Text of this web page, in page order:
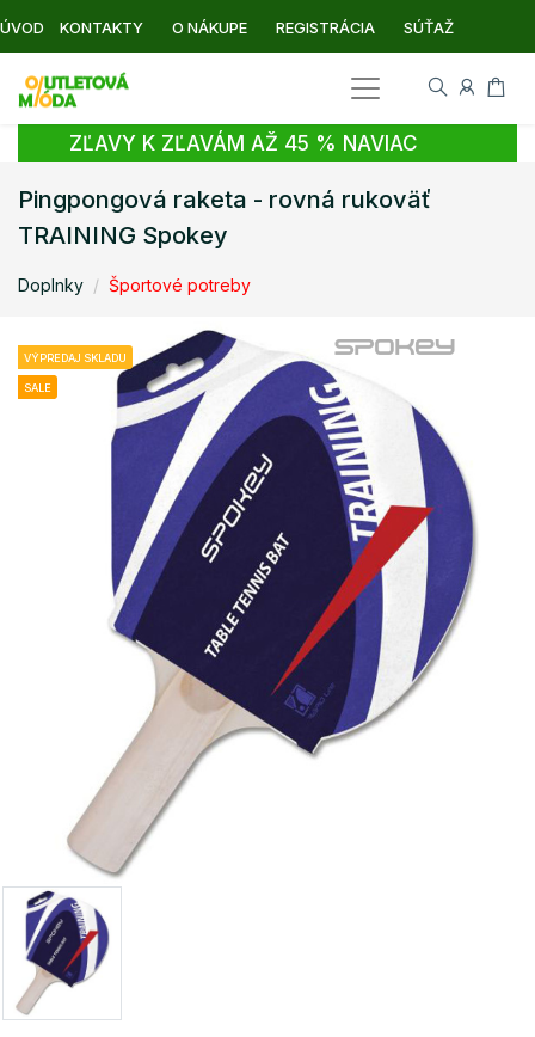
ÚVOD KONTAKTY O NÁKUPE REGISTRÁCIA SÚŤAŽ
ZĽAVY K ZĽAVÁM AŽ 45 % NAVIAC
Pingpongová raketa - rovná rukoväť
TRAINING Spokey
Doplnky Športové potreby
VÝPREDAJ SKLADU
SALE